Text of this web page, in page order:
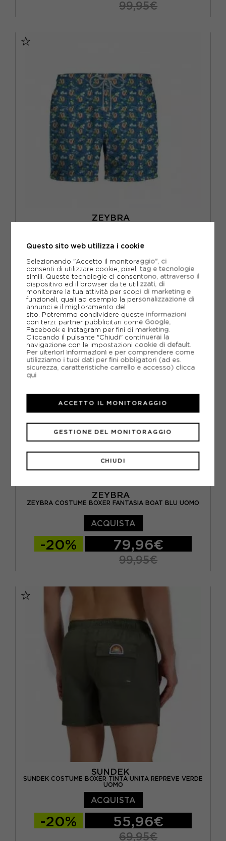
99,95€
ZEYBRA
46 48 50 52
ACQUISTA
-20% 79,96€
99,95€
ZEYBRA
ZEYBRA COSTUME BOXER FANTASIA BOAT BLU UOMO
ACQUISTA
-20% 79,96€
99,95€
SUNDEK
SUNDEK COSTUME BOXER TINTA UNITA REPREVE VERDE
UOMO
ACQUISTA
-20% 55,96€
69,95€
Questo sito web utilizza i cookie
Selezionando "Accetto il monitoraggio", ci
consenti di utilizzare cookie, pixel, tag e tecnologie
simili. Queste tecnologie ci consentono, attraverso il
dispositivo ed il browser da te utilizzati, di
monitorare la tua attività per scopi di marketing e
funzionali, quali ad esempio la personalizzazione di
annunci e il miglioramento del
sito. Potremmo condividere queste informazioni
con terzi: partner pubblicitari come Google,
Facebook e Instagram per fini di marketing.
Cliccando il pulsante "Chiudi" continuerai la
navigazione con le impostazioni cookie di default.
Per ulteriori informazioni e per comprendere come
utilizziamo i tuoi dati per fini obbligatori (ad es.
sicurezza, caratteristiche carrello e accesso) clicca
qui
CHIUDI
GESTIONE DEL MONITORAGGIO
ACCETTO IL MONITORAGGIO